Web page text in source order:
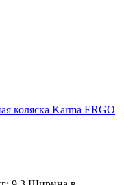
коляска Karma ERGO